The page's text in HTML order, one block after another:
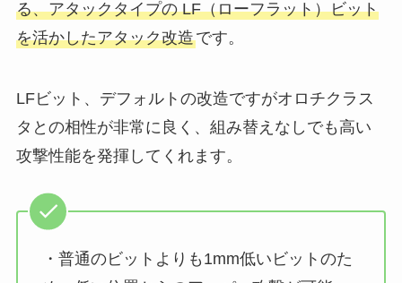
る、アタックタイプの LF（ローフラット）ビット
を活かしたアタック改造です。
LFビット、デフォルトの改造ですがオロチクラス
タとの相性が非常に良く、組み替えなしでも高い
攻撃性能を発揮してくれます。
・普通のビットよりも1mm低いビットのた